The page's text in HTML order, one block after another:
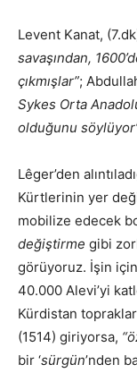
Levent Kanat,
savaşından,
çıkmışlar”;
Sykes Orta
olduğunu
Lêger’den
Kürtlerinin yer
mobilize edecek
değiştirme gibi
görüyoruz. İşin
40.000 Alevi’yi
Kürdistan
(1514) giriyorsa,
bir ‘sürgün’nden